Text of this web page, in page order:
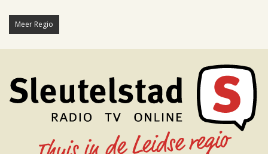
Meer Regio